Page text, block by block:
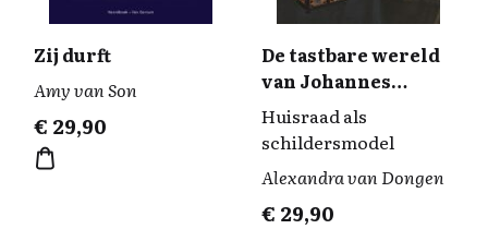
Zij durft
Amy van Son
€ 29,90
De tastbare wereld
van Johannes
Vermeer
Huisraad als
schildersmodel
Alexandra van Dongen
€ 29,90